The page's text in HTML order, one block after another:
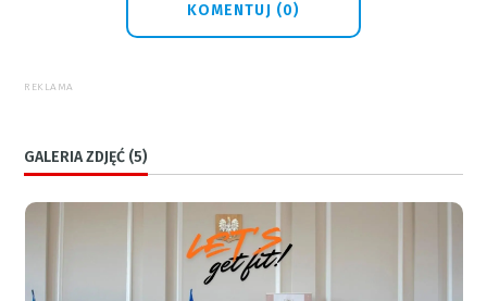
KOMENTUJ (0)
REKLAMA
GALERIA ZDJĘĆ (5)